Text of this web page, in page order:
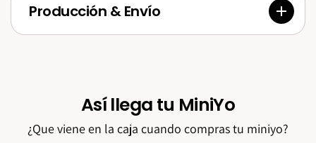
Producción & Envío
Así llega tu MiniYo
¿Que viene en la caja cuando compras tu miniyo?